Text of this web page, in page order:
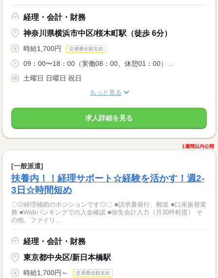
経理・会計・財務
神奈川県横浜市中区/桜木町駅（徒歩 6分）
時給1,700円 交通費全額支給
09：00〜18：00（実働08：00、休憩01：00）...
土曜日 日曜日 祝日
もっと見る
求人詳細を見る
1週間以内公開
[一般派遣]
扶養内！！経理サポート☆経験を活かす！週2-
3日☆時間短め
〇◎経理補助のポジションです◎〇 ■請求書発行、郵送 ■口座振替業
務 ■Webバンキングでの入金確認 ■弥生会計入力（月30件程度） そ
の他、ファイリ...
経理・会計・財務
東京都中央区/新日本橋駅
時給1,700円～ 交通費全額支給